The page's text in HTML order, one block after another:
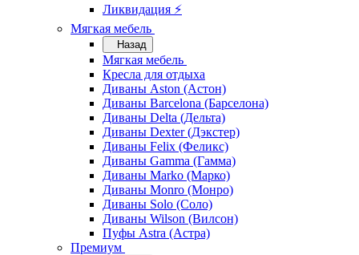
Ликвидация ⚡
Мягкая мебель
Назад
Мягкая мебель
Кресла для отдыха
Диваны Aston (Астон)
Диваны Barcelona (Барселона)
Диваны Delta (Дельта)
Диваны Dexter (Дэкстер)
Диваны Felix (Феликс)
Диваны Gamma (Гамма)
Диваны Marko (Марко)
Диваны Monro (Монро)
Диваны Solo (Соло)
Диваны Wilson (Вилсон)
Пуфы Astra (Астра)
Премиум